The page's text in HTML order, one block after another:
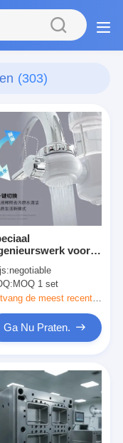
(303)
voor
negotiable
MOQ 1 set
Ga Nu Praten.